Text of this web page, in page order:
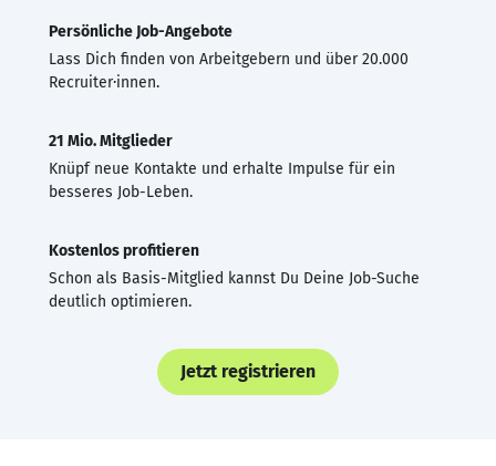
Persönliche Job-Angebote
Lass Dich finden von Arbeitgebern und über 20.000
Recruiter·innen.
21 Mio. Mitglieder
Knüpf neue Kontakte und erhalte Impulse für ein
besseres Job-Leben.
Kostenlos profitieren
Schon als Basis-Mitglied kannst Du Deine Job-Suche
deutlich optimieren.
Jetzt registrieren